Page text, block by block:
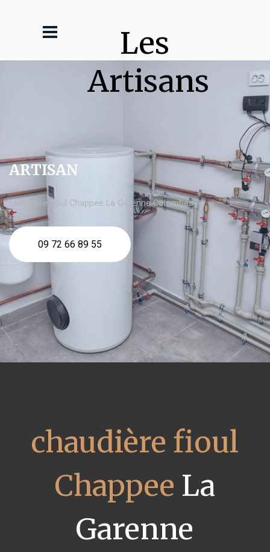
Les
Artisans
ARTISAN
chaudière fioul Chappee La Garenne Colombes
09 72 66 89 55
chaudière fioul
Chappee La
Garenne